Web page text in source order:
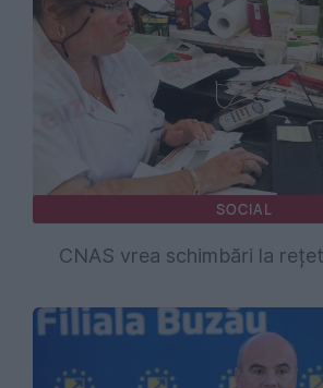
SOCIAL
CNAS vrea schimbări la